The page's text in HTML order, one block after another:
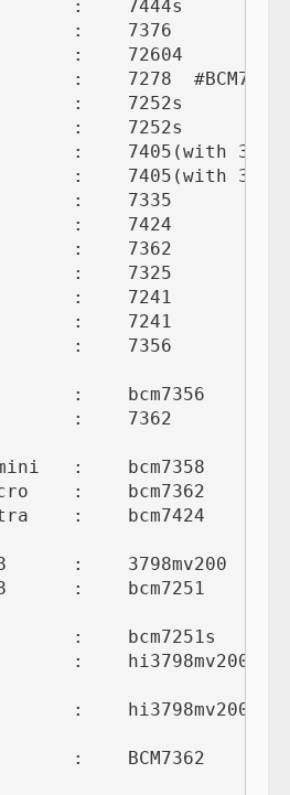
:    7444s
:    7376
:    72604
:    7278  #BCM7278
:    7252s
:    7252s
:    7405(with 3D)
:    7405(with 3D)
:    7335
:    7424
:    7362
:    7325
:    7241
:    7241
:    7356
:    bcm7356
:    7362
:    bcm7358
:    bcm7362
:    bcm7424
:    3798mv200
:    bcm7251
:    bcm7251s
:    hi3798mv200
:    hi3798mv200 #
:    BCM7362